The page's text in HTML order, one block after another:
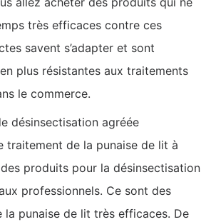
très efficaces contre ces
savent s’adapter et sont
plus résistantes aux traitements
le commerce.
désinsectisation agréée
traitement de la punaise de lit à
produits pour la désinsectisation
professionnels. Ce sont des
punaise de lit très efficaces. De